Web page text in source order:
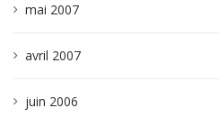
mai 2007
avril 2007
juin 2006